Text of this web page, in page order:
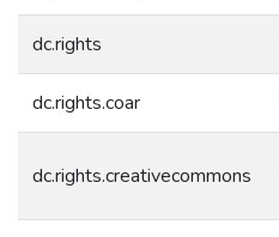
dc.rights
dc.rights.coar
dc.rights.creativecommons